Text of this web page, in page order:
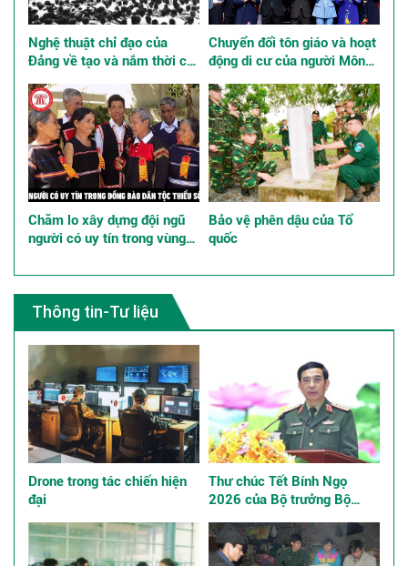
Nghệ thuật chỉ đạo của
Đảng về tạo và nắm thời cơ,
mạng Tháng Tám năm 1945
Chuyển đổi tôn giáo và hoạt
động di cư của người Mông
Chăm lo xây dựng đội ngũ
người có uy tín trong vùng
góp phần thực hiện tốt chính
sách dân tộc
Bảo vệ phên dậu của Tổ
quốc
Thông tin-Tư liệu
Drone trong tác chiến hiện
đại
Thư chúc Tết Bính Ngọ
2026 của Bộ trưởng Bộ